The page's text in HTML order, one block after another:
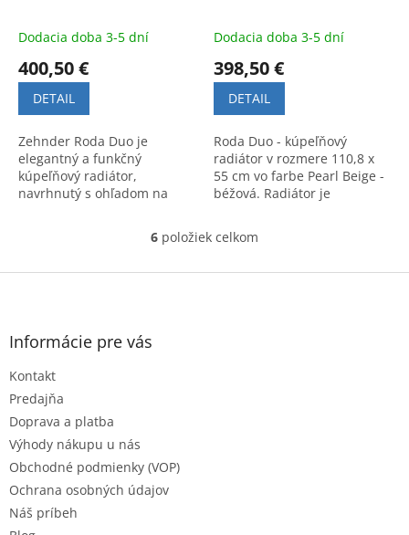
Dodacia doba 3-5 dní
400,50 €
DETAIL
Zehnder Roda Duo je
elegantný a funkčný
kúpeľňový radiátor,
navrhnutý s ohľadom na
Dodacia doba 3-5 dní
398,50 €
DETAIL
Roda Duo - kúpeľňový
radiátor v rozmere 110,8 x
55 cm vo farbe Pearl Beige -
béžová. Radiátor je
naľavo.
O
l
6 položiek celkom
Z
Informácie pre vás
Kontakt
Predajňa
Doprava a platba
Výhody nákupu u nás
Obchodné podmienky (VOP)
Ochrana osobných údajov
Náš príbeh